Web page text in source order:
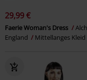
29,99 €
Faerie Woman's Dress
England
Mittellanges Kleid